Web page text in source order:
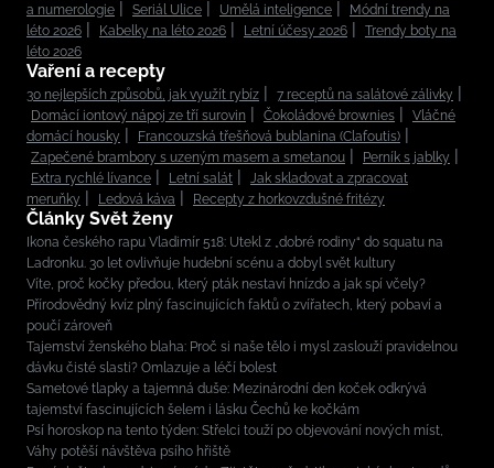
a numerologie
Seriál Ulice Umělá inteligence
Módní trendy na
léto 2026
Kabelky na léto 2026 Letní účesy 2026
Trendy boty na
léto 2026
Vaření a recepty
30 nejlepších způsobů, jak využít rybíz
7 receptů na salátové zálivky
Domácí iontový nápoj ze tří surovin
Čokoládové brownies
Vláčné
domácí housky
Francouzská třešňová bublanina (Clafoutis)
Zapečené brambory s uzeným masem a smetanou
Perník s jablky
Extra rychlé lívance
Letní salát
Jak skladovat a zpracovat
meruňky
Ledová káva Recepty z horkovzdušné fritézy
Články Svět ženy
Ikona českého rapu Vladimír 518: Utekl z „dobré rodiny“ do squatu na
Ladronku. 30 let ovlivňuje hudební scénu a dobyl svět kultury
Víte, proč kočky předou, který pták nestaví hnízdo a jak spí včely?
Přírodovědný kvíz plný fascinujících faktů o zvířatech, který pobaví a
poučí zároveň
Tajemství ženského blaha: Proč si naše tělo i mysl zaslouží pravidelnou
dávku čisté slasti? Omlazuje a léčí bolest
Sametové tlapky a tajemná duše: Mezinárodní den koček odkrývá
tajemství fascinujících šelem i lásku Čechů ke kočkám
Psí horoskop na tento týden: Střelci touží po objevování nových míst,
Váhy potěší návštěva psího hřiště